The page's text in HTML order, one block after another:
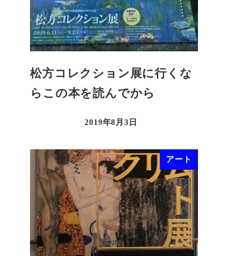
松方コレクション展に行くな
らこの本を読んでから
2019年8月3日
アート